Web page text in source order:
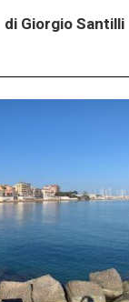
di Giorgio Santilli